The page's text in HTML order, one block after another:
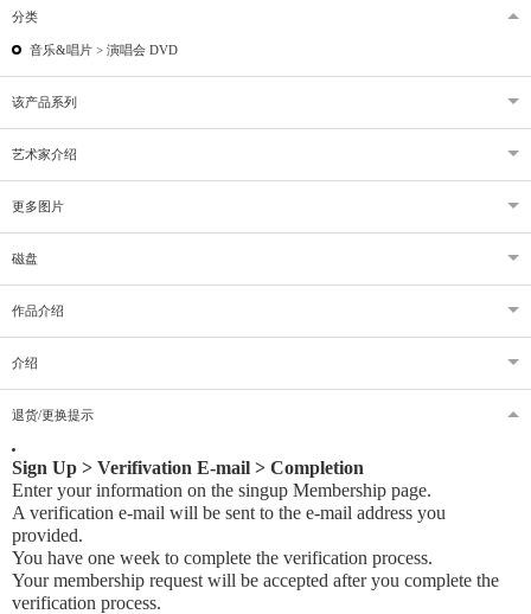
分类
音乐&唱片 > 演唱会 DVD
该产品系列
艺术家介绍
更多图片
磁盘
作品介绍
介绍
退货/更换提示
Sign Up > Verifivation E-mail > Completion
Enter your information on the singup Membership page.
A verification e-mail will be sent to the e-mail address you
provided.
You have one week to complete the verification process.
Your membership request will be accepted after you complete the
verification process.